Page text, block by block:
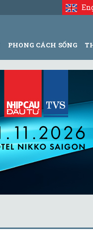
PHONG CÁCH SỐNG